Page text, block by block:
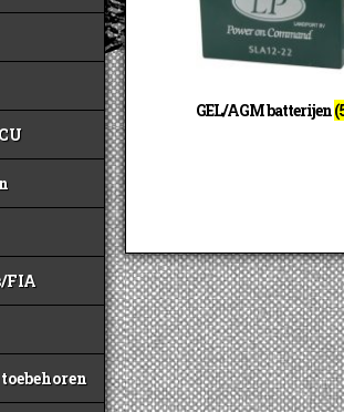
FIA
GEL/AGM batterijen